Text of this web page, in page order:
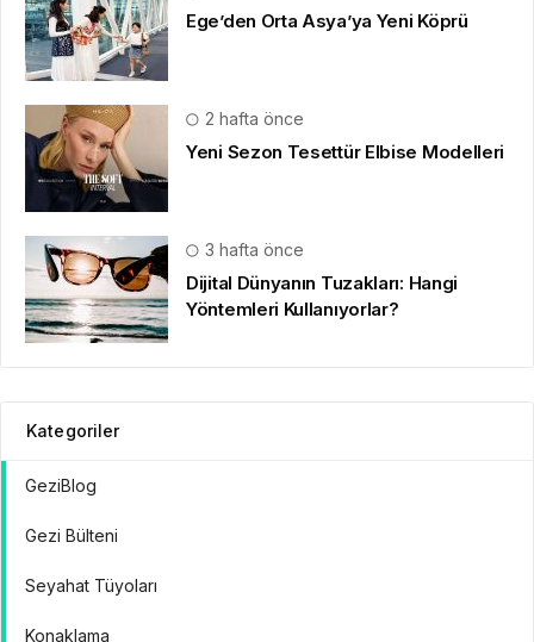
Ege’den Orta Asya’ya Yeni Köprü
2 hafta önce
Yeni Sezon Tesettür Elbise Modelleri
3 hafta önce
Dijital Dünyanın Tuzakları: Hangi
Yöntemleri Kullanıyorlar?
Kategoriler
GeziBlog
Gezi Bülteni
Seyahat Tüyoları
Konaklama